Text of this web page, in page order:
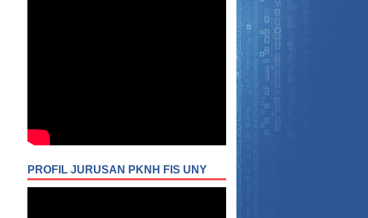
PROFIL JURUSAN PKNH FIS UNY